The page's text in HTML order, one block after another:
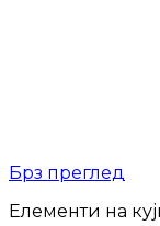
Брз преглед
Елементи на